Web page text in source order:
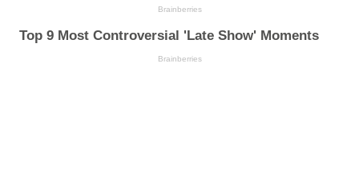
Brainberries
Top 9 Most Controversial 'Late Show' Moments
Brainberries